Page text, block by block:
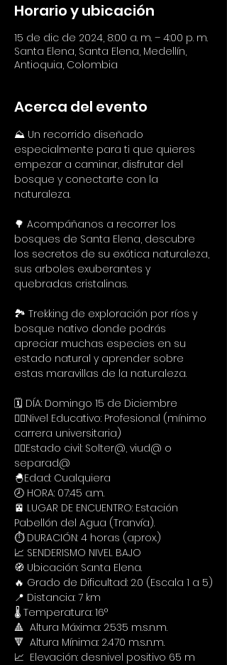
Horario y ubicación
15 de dic de 2024, 8:00 a. m. – 4:00 p. m.
Santa Elena, Santa Elena, Medellín,
Antioquia, Colombia
Acerca del evento
⛰️ Un recorrido diseñado
especialmente para ti que quieres
empezar a caminar, disfrutar del
bosque y conectarte con la
naturaleza.
🌳 Acompáñanos a recorrer los
bosques de Santa Elena, descubre
los secretos de su exótica naturaleza,
sus arboles exuberantes y
quebradas cristalinas.
🏞️ Trekking de exploración por ríos y
bosque nativo donde podrás
apreciar muchas especies en su
estado natural y aprender sobre
estas maravillas de la naturaleza.
🗓️ DÍA: Domingo 15 de Diciembre
🙋‍♀️Nivel Educativo: Profesional (mínimo
carrera universitaria)
🙋‍♀️Estado civil: Solter@, viud@ o
separad@
🐣Edad: Cualquiera
🕗 HORA: 07:45 a.m.
🚈 LUGAR DE ENCUENTRO: Estación
Pabellón del Agua (Tranvía).
⏱️ DURACIÓN: 4 horas (aprox.)
📈 SENDERISMO NIVEL BAJO
🧭 Ubicación: Santa Elena.
🔥 Grado de Dificultad: 2.0 (Escala 1 a 5)
📍 Distancia: 7 km
🌡️ Temperatura: 16°
🔺  Altura Máxima: 2.535 m.s.n.m.
🔻  Altura Mínima: 2.470 m.s.n.m.
📈  Elevación: desnivel positivo 65 m